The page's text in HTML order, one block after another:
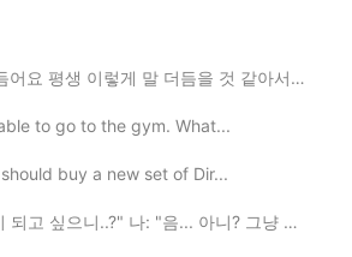
요!
2020.07.19 15:53
데.
너무 싫어요... 한국에 갔을 때 한국어로 말할 때마다 너...
to go to the gym. What...
buy a new set of Dir...
아니? 그냥 네덜란드 사람 되고 싶어?" 동료...